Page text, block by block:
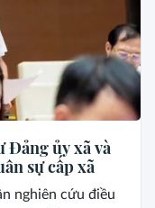
Đảng ủy xã và
sự cấp xã
nghiên cứu điều